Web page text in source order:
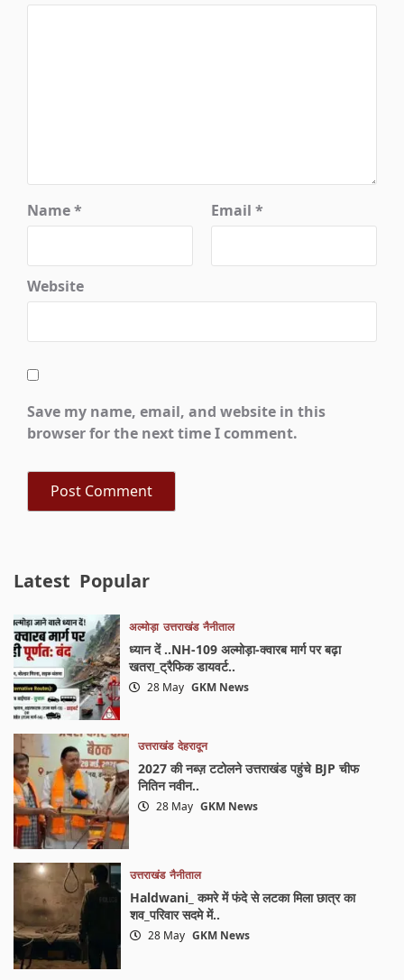
Name* Email *
Website
Save my name, email, and website in this
browser for the next time I comment.
Latest Popular
अल्मोड़ा उत्तराखंड नैनीताल
ध्यान दें ..NH-109 अल्मोड़ा-क्वारब मार्ग पर बढ़ा
खतरा_ट्रैफिक डायवर्ट..
28 May GKM News
उत्तराखंड देहरादून
2027 की नब्ज़ टटोलने उत्तराखंड पहुंचे BJP चीफ
नितिन नवीन..
28 May GKM News
उत्तराखंड नैनीताल
Haldwani_ कमरे में फंदे से लटका मिला छात्र का
शव_परिवार सदमे में..
28 May GKM News